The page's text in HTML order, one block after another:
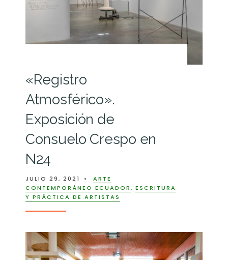
«Registro
Atmosférico».
Exposición de
Consuelo Crespo en
N24
JULIO 29, 2021 •
ARTE
CONTEMPORÁNEO ECUADOR, ESCRITURA
Y PRÁCTICA DE ARTISTAS